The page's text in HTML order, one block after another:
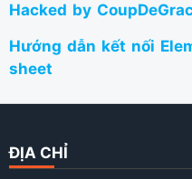
Hacked by
Hướng dẫn kết nối
sheet
ĐỊA CHỈ